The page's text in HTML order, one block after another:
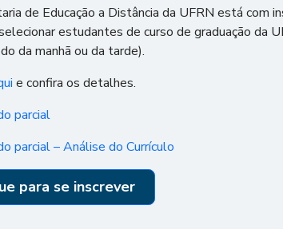
de Educação a Distância da UFRN está com
estudantes de curso de graduação da
da manhã ou da tarde).
e confira os detalhes.
parcial
parcial – Análise do Currículo
para se inscrever